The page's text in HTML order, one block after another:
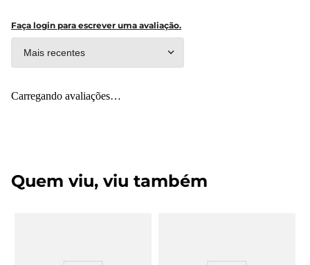
Faça login para escrever uma avaliação.
Mais recentes
Carregando avaliações…
Quem viu, viu também